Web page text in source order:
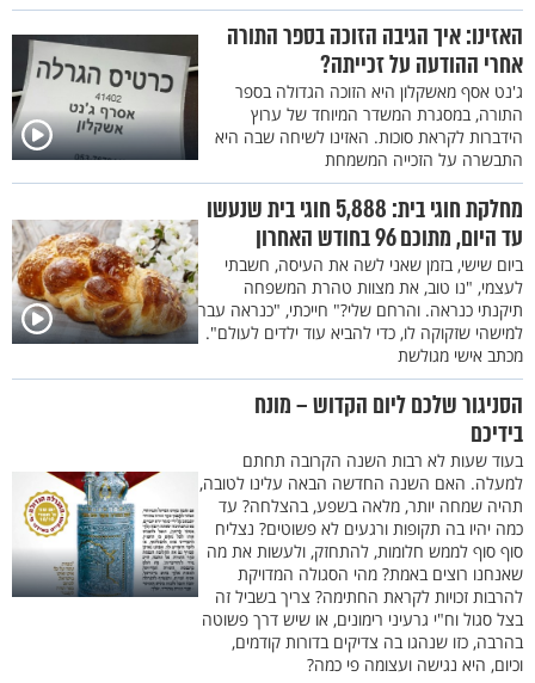
האזינו: איך הגיבה הזוכה בספר התורה
אחרי ההודעה על זכייתה?
ג'נט אסף מאשקלון היא הזוכה הגדולה בספר
התורה, במסגרת המשדר המיוחד של ערוץ
הידברות לקראת סוכות. האזינו לשיחה שבה היא
התבשרה על הזכייה המשמחת
מחלקת חוגי בית: 5,888 חוגי בית שנעשו
עד היום, מתוכם 96 בחודש האחרון
ביום שישי, בזמן שאני לשה את העיסה, חשבתי
לעצמי, "נו טוב, את מצוות טהרת המשפחה
תיקנתי כנראה. והרחם שלי?" חייכתי, "כנראה עבר
למישהי שזקוקה לו, כדי להביא עוד ילדים לעולם".
מכתב אישי מגולשת
הסניגור שלכם ליום הקדוש – מונח
בידיכם
בעוד שעות לא רבות השנה הקרובה תחתם
למעלה. האם השנה החדשה הבאה עלינו לטובה,
תהיה שמחה יותר, מלאה בשפע, בהצלחה? עד
כמה יהיו בה תקופות ורגעים לא פשוטים? נצליח
סוף סוף לממש חלומות, להתחזק, ולעשות את מה
שאנחנו רוצים באמת? מהי הסגולה המדויקת
להרבות זכויות לקראת החתימה? צריך בשביל זה
בצל סגול וח"י גרעיני רימונים, או שיש דרך פשוטה
בהרבה, כזו שנהגו בה צדיקים בדורות קודמים,
וכיום, היא נגישה ועצומה פי כמה?